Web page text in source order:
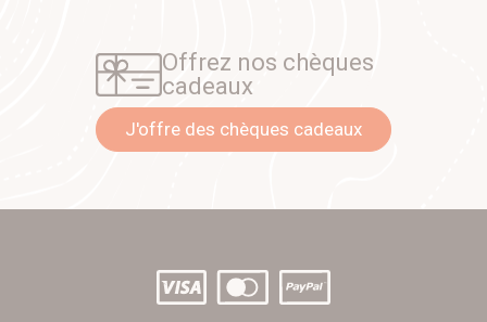
Offrez nos chèques
cadeaux
J'offre des chèques cadeaux